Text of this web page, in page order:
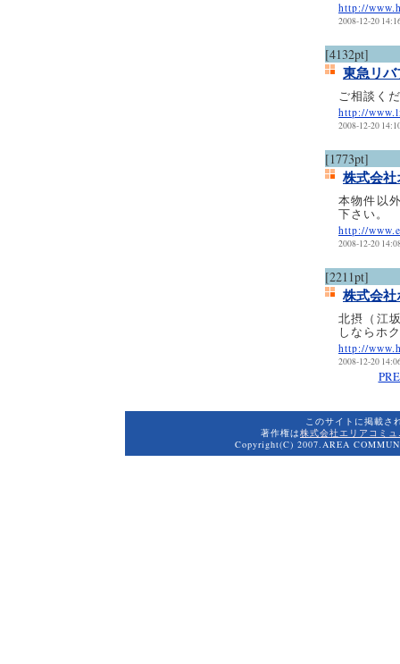
http://
2008-12-20
[4132pt]
東急リ
ご相談く
http://
2008-12-20
[1773pt]
株式会
本物件以
下さい。
http://
2008-12-20
[2211pt]
株式会
北摂（江
しならホ
http://
2008-12-20
このサイトに掲載さ
著作権は株式会社エリアコミ
Copyright(C) 2007.AREA